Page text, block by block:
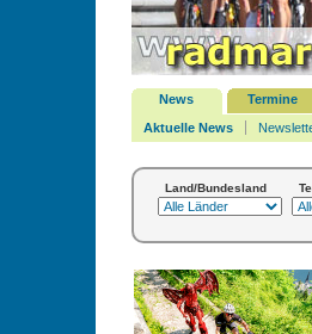
News Termine
Aktuelle News
Land/Bundesland